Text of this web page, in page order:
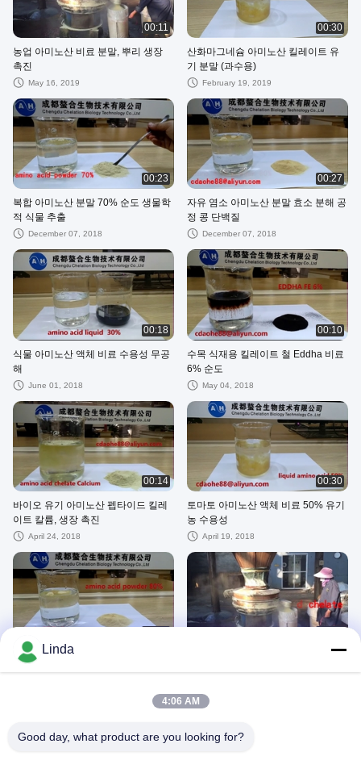
00:11
농업 아미노산 비료 분말, 뿌리 생장
촉진
May 16, 2019
00:30
산화마그네슘 아미노산 킬레이트 유
기 분말 (과수용)
February 19, 2019
00:23
복합 아미노산 분말 70% 순도 생물학
적 식물 추출
December 07, 2018
00:27
자유 염소 아미노산 분말 효소 분해 공
정 콩 단백질
December 07, 2018
00:18
식물 아미노산 액체 비료 수용성 무공
해
June 01, 2018
00:10
수목 식재용 킬레이트 철 Eddha 비료
6% 순도
May 04, 2018
00:14
바이오 유기 아미노산 펩타이드 킬레
이트 칼륨, 생장 촉진
April 24, 2018
00:30
토마토 아미노산 액체 비료 50% 유기
농 수용성
April 19, 2018
유기농 수소화 대두 단백질 비료 (아미
노산 함유)
수확량 증가
Linda
4:06 AM
Good day, what product are you looking for?